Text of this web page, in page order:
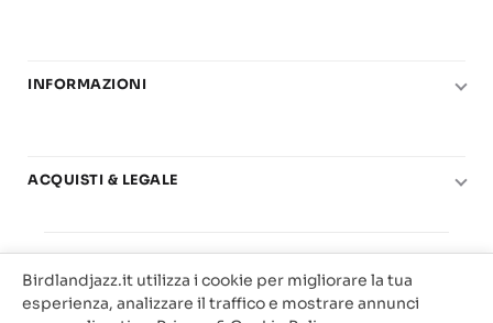
Chitarra
Basi play-along
Offerte
INFORMAZIONI
Carta del Docente
ACQUISTI & LEGALE
Privacy & Cookie
Birdland Milano. P.Iva 12093700156
Web Agency Milano
Birdlandjazz.it utilizza i cookie per migliorare la tua
esperienza, analizzare il traffico e mostrare annunci